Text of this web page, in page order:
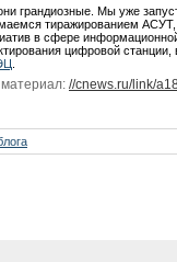
грандиозные. Мы уже
тиражированием
в сфере
цифровой станции,
материал: //cnews.ru/link/